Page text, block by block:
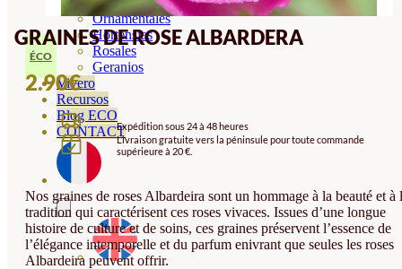
Ornamentales
Hortensias
Rosales
Geranios
Vivero
Recursos
Blog ECO
CONTACT
GRAINES DE ROSE ALBARDERA
ÉCO
2.90€
Expédition sous 24 à 48 heures
Livraison gratuite vers la péninsule pour toute commande
supérieure à 20 €.
Nos graines de roses Albardeira sont un hommage à la beauté et à
tradition qui caractérisent ces roses vivaces. Issues d’une longue
histoire de culture et de soins, ces graines préservent l’essence de
l’élégance intemporelle et du parfum enivrant que seules les roses
Albardeira peuvent offrir.